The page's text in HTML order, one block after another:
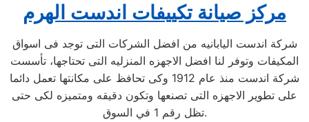
مركز صيانة تكييفات اندست الهرم
شركة اندست اليابانيه من افضل الشركات التى توجد فى اسواق
المكيفات وتوفر لنا افضل الاجهزه المنزليه التى تحتاجها، تأسست
شركة اندست منذ عام 1912 وكى تحافظ على مكانتها تعمل دائما
على تطوير الاجهزه التى تصنعها وتكون دقيقه ومتميزه لكى حتى
تظل رقم 1 في السوق.